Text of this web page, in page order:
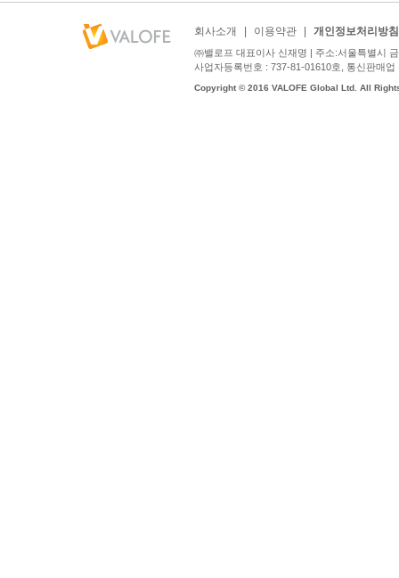
회사소개 이용약관 개인정보처리방침
㈜밸로프 대표이사 신재명 | 주소:서울특별시
사업자등록번호 : 737-81-01610호, 통신판매
Copyright © 2016 VALOFE Global Ltd. All